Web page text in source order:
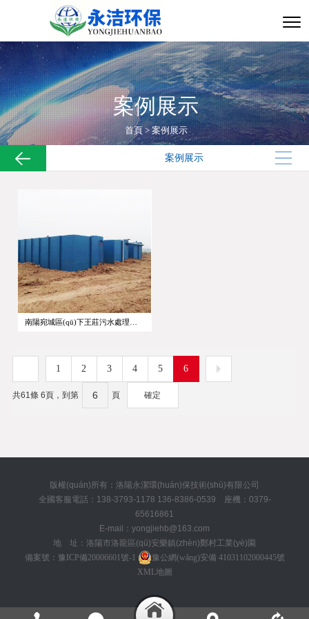
案例展示
首頁> 案例展示
案例展示
1 2 3 4 5 6
共61條 6頁，到第 頁 確定
版權(quán)所有：洛陽永潔環(huán)保技術(shù)有限公司
全國客服電話：138-3793-1178 136-8386-0539 座機：0379-
65616861
E-mail：yongjiehb@163.com
地 址：洛陽市洛龍區(qū)安樂鎮(zhèn)鄭村工業(yè)園
備案號： 豫ICP備20006601號-1
豫公網(wǎng)安備 41031102000445號
XML地圖